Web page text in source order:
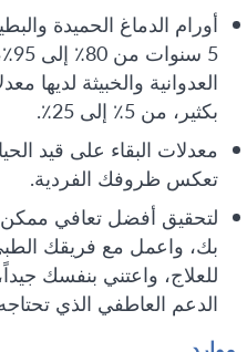
أورام الدماغ الحميدة
5
بكثير، من 5٪ إلى 25٪.
معدلات البقاء على قيد
تعكس ظروفك الفردية.
لتحقيق أفضل تعافي
بك، واعمل مع فريقك الطبي
للعلاج، واعتني بنفسك
الدعم العاطفي الذي